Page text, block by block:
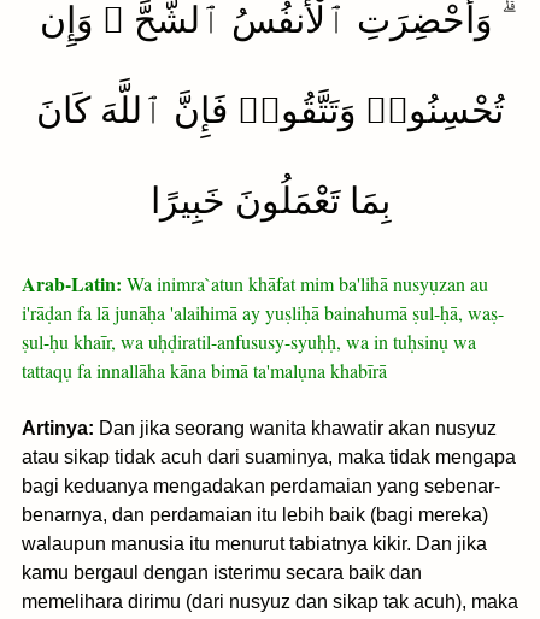
ۗ وَأُحْضِرَتِ ٱلْأَنفُسُ ٱلشُّحَّ ۚ وَإِن
تُحْسِنُوا۟ وَتَتَّقُوا۟ فَإِنَّ ٱللَّهَ كَانَ
بِمَا تَعْمَلُونَ خَبِيرًا
Arab-Latin: Wa inimra`atun khāfat mim ba'lihā nusyụzan au
i'rāḍan fa lā junāḥa 'alaihimā ay yuṣliḥā bainahumā ṣul-ḥā, waṣ-
ṣul-ḥu khaīr, wa uḥḍiratil-anfususy-syuḥḥ, wa in tuḥsinụ wa
tattaqụ fa innallāha kāna bimā ta'malụna khabīrā
Artinya: Dan jika seorang wanita khawatir akan nusyuz
atau sikap tidak acuh dari suaminya, maka tidak mengapa
bagi keduanya mengadakan perdamaian yang sebenar-
benarnya, dan perdamaian itu lebih baik (bagi mereka)
walaupun manusia itu menurut tabiatnya kikir. Dan jika
kamu bergaul dengan isterimu secara baik dan
memelihara dirimu (dari nusyuz dan sikap tak acuh), maka